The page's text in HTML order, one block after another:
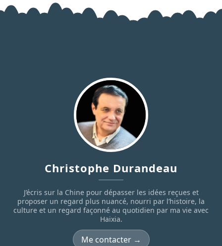
Christophe Durandeau
J’écris sur la Chine pour dépasser les idées reçues et
proposer un regard plus nuancé, nourri par l’histoire, la
culture et un regard façonné au quotidien par ma vie avec
Haixia.
Me contacter →